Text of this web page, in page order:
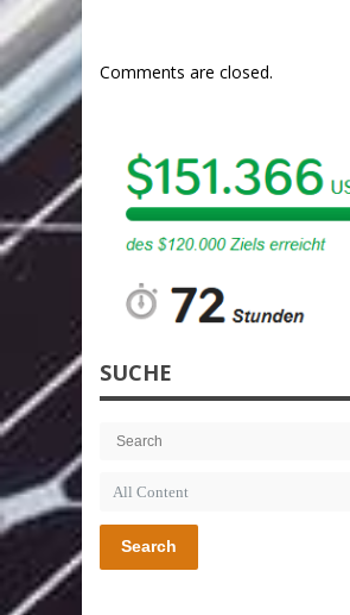
Comments are closed.
SUCHE
Search